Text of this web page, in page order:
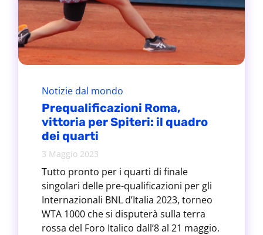
Notizie dal mondo
Prequalificazioni Roma,
vittoria per Spiteri: il quadro
dei quarti
3 Maggio 2023
Tutto pronto per i quarti di finale
singolari delle pre-qualificazioni per gli
Internazionali BNL d’Italia 2023, torneo
WTA 1000 che si disputerà sulla terra
rossa del Foro Italico dall’8 al 21 maggio.